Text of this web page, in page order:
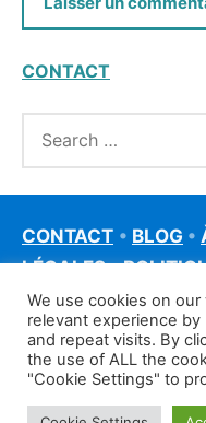
CONTACT
CONTACT • BLOG •
LÉGALES•
We use cookies on
relevant experience
and repeat visits. By
the use of ALL the
"Cookie Settings" to